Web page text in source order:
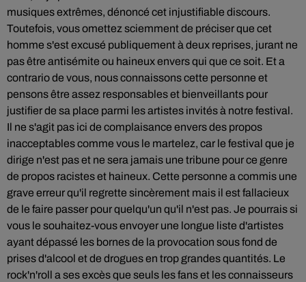
musiques extrêmes, dénoncé cet injustifiable discours.
Toutefois, vous omettez sciemment de préciser que cet
homme s'est excusé publiquement à deux reprises, jurant ne
pas être antisémite ou haineux envers qui que ce soit. Et a
contrario de vous, nous connaissons cette personne et
pensons être assez responsables et bienveillants pour
justifier de sa place parmi les artistes invités à notre festival.
Il ne s'agit pas ici de complaisance envers des propos
inacceptables comme vous le martelez, car le festival que je
dirige n'est pas et ne sera jamais une tribune pour ce genre
de propos racistes et haineux. Cette personne a commis une
grave erreur qu'il regrette sincèrement mais il est fallacieux
de le faire passer pour quelqu'un qu'il n'est pas. Je pourrais si
vous le souhaitez-vous envoyer une longue liste d'artistes
ayant dépassé les bornes de la provocation sous fond de
prises d'alcool et de drogues en trop grandes quantités. Le
rock'n'roll a ses excès que seuls les fans et les connaisseurs